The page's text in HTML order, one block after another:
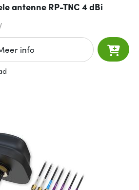
antenne RP-TNC 4 dBi
info